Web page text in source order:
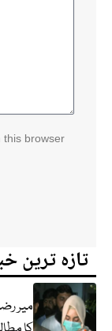
this browser
تازہ ترین
میر